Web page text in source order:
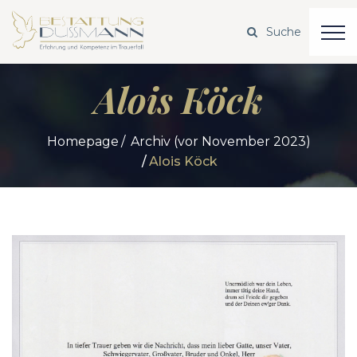
Alois Köck
Homepage
Archiv (vor November 2023)
Alois Köck